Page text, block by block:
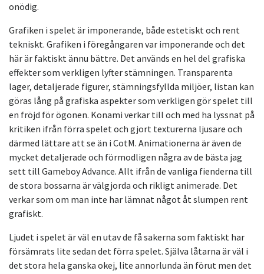
onödig.
Grafiken i spelet är imponerande, både estetiskt och rent
tekniskt. Grafiken i föregångaren var imponerande och det
här är faktiskt ännu bättre. Det används en hel del grafiska
effekter som verkligen lyfter stämningen. Transparenta
lager, detaljerade figurer, stämningsfyllda miljöer, listan kan
göras lång på grafiska aspekter som verkligen gör spelet till
en fröjd för ögonen. Konami verkar till och med ha lyssnat på
kritiken ifrån förra spelet och gjort texturerna ljusare och
därmed lättare att se än i CotM. Animationerna är även de
mycket detaljerade och förmodligen några av de bästa jag
sett till Gameboy Advance. Allt ifrån de vanliga fienderna till
de stora bossarna är välgjorda och rikligt animerade. Det
verkar som om man inte har lämnat något åt slumpen rent
grafiskt.
Ljudet i spelet är väl en utav de få sakerna som faktiskt har
försämrats lite sedan det förra spelet. Själva låtarna är väl i
det stora hela ganska okej, lite annorlunda än förut men det